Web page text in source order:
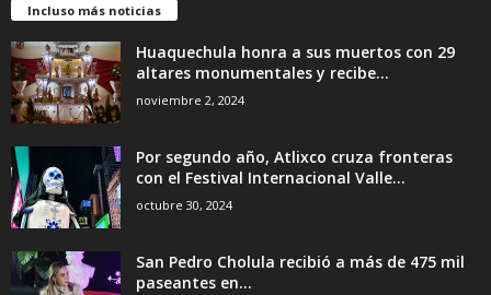
Incluso más noticias
Huaquechula honra a sus muertos con 29
altares monumentales y recibe...
noviembre 2, 2024
Por segundo año, Atlixco cruza fronteras
con el Festival Internacional Valle...
octubre 30, 2024
San Pedro Cholula recibió a más de 475 mil
paseantes en...